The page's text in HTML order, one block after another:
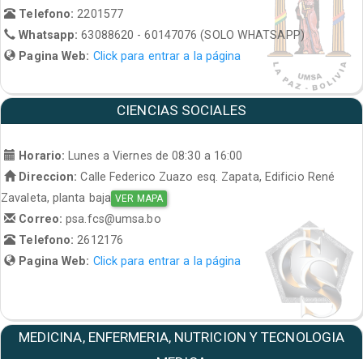
Telefono: 2201577
Whatsapp:63088620 - 60147076 (SOLO WHATSAPP)
Pagina Web: Click para entrar a la página
CIENCIAS SOCIALES
Horario:
Lunes a Viernes de 08:30 a 16:00
Direccion: Calle Federico Zuazo esq. Zapata, Edificio René
Zavaleta, planta baja VER MAPA
Correo:psa.fcs@umsa.bo
Telefono: 2612176
Pagina Web: Click para entrar a la página
MEDICINA, ENFERMERIA, NUTRICION Y TECNOLOGIA